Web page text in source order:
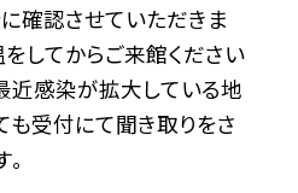
確認させていただきま
してからご来館ください
近感染が拡大している地
も受付にて聞き取りをさ